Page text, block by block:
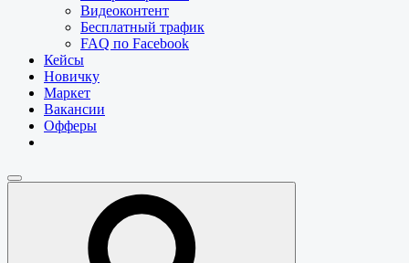
Видеоконтент
Бесплатный трафик
FAQ по Facebook
Кейсы
Новичку
Маркет
Вакансии
Офферы